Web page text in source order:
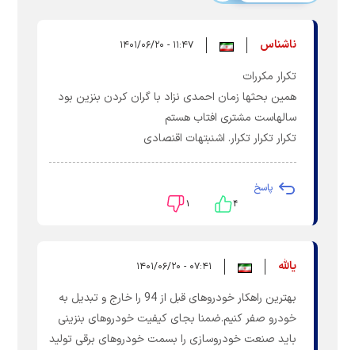
ناشناس ۱۱:۴۷ - ۱۴۰۱/۰۶/۲۰
تکرار مکررات
همین بحثها زمان احمدی نزاد با گران کردن بنزین بود
سالهاست مشتری افتاب هستم
تکرار تکرار تکرار. اشنبتهات اقنصادی
پاسخ
۴ ۱
یالله ۰۷:۴۱ - ۱۴۰۱/۰۶/۲۰
بهترین راهکار خودروهای قبل از 94 را خارج و تبدیل به
خودرو صفر کنیم.ضمنا بجای کیفیت خودروهای بنزینی
باید صنعت خودروسازی را بسمت خودروهای برقی تولید